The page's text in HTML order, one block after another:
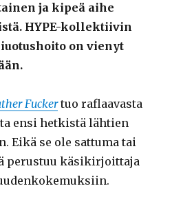
ja kipeä aihe
HYPE-kollektiivin
on vienyt
Fuckertuo raflaavasta
ensi hetkistä lähtien
Eikä se ole sattuma tai
perustuu käsikirjoittaja